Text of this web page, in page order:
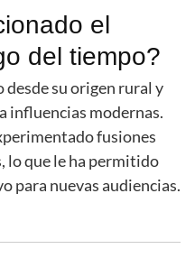
el
del tiempo?
su origen rural y
influencias modernas.
fusiones
lo que le ha permitido
para nuevas audiencias.